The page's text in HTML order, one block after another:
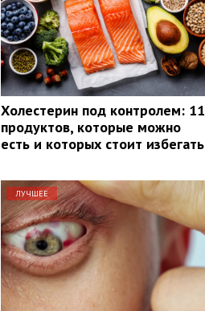
Холестерин под контролем: 11
продуктов, которые можно
есть и которых стоит избегать
ЛУЧШЕЕ